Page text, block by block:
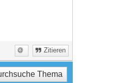
Zitieren